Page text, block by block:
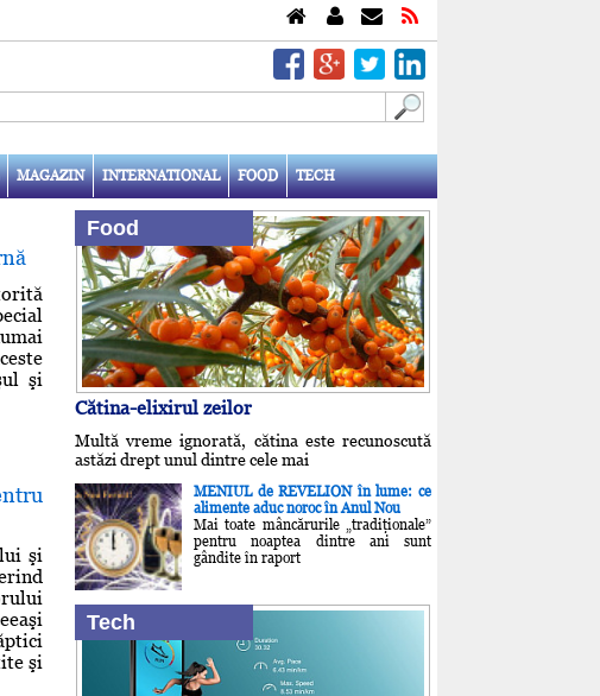
MAGAZIN INTERNATIONAL FOOD TECH
şi
şi
şi
Food
Cătina-elixirul zeilor
Multă vreme ignorată, cătina este recunoscută
astăzi drept unul dintre cele mai
MENIUL de REVELION în lume: ce
alimente aduc noroc în Anul Nou
Mai toate mâncărurile „tradiţionale”
pentru noaptea dintre ani sunt
gândite în raport
Tech